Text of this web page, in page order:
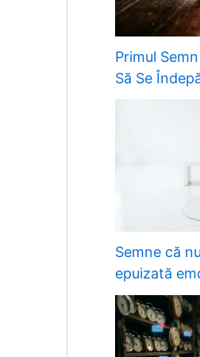
Primul
Să Se
Semne că
epuizată